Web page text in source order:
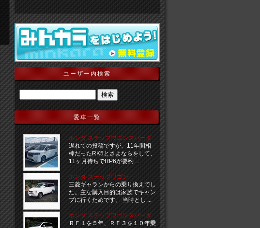
ユーザー内検索
愛車一覧
ホンダ ステップワゴンスパーダ
遅れての投稿ですが、11年間相
棒だったRK5とさよならをして、
11ヶ月待ちでRP6が要約 ...
ホンダ ステップワゴン
三菱ギャランからの乗り換えでし
た。主な購入目的は家族でキャン
プに行くためです。 当時とし ...
ホンダ ステップワゴンスパーダ
ＲＦ１を５年、ＲＦ３を１０年乗